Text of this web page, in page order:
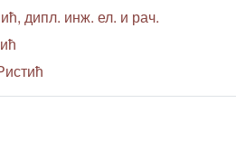
дипл. инж. ел. и рач.